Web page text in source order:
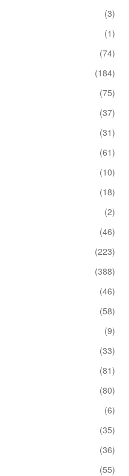
(3)
(1)
(74)
(184)
(75)
(37)
(31)
(61)
(10)
(18)
(2)
(46)
(223)
(388)
(46)
(58)
(9)
(33)
(81)
(80)
(6)
(35)
(36)
(55)